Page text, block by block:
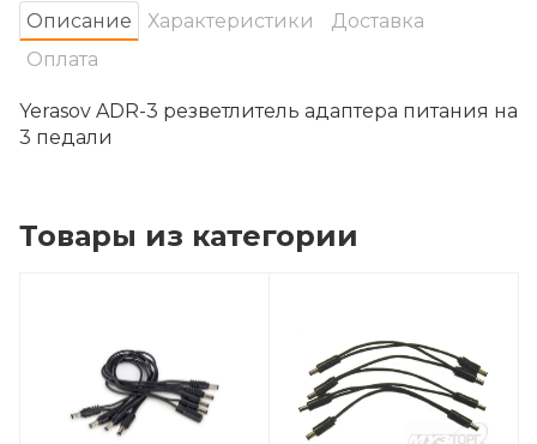
Oписание Характеристики
Доставка
Оплата
Yerasov ADR-3 резветлитель адаптера питания на
3 педали
Товары из категории